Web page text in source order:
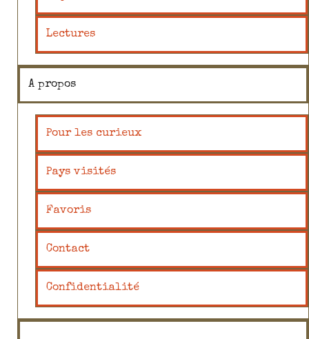
Lectures
A propos
Pour les curieux
Pays visités
Favoris
Contact
Confidentialité